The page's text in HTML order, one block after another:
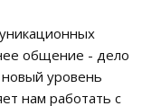
общение - дело
уровень
нам работать с